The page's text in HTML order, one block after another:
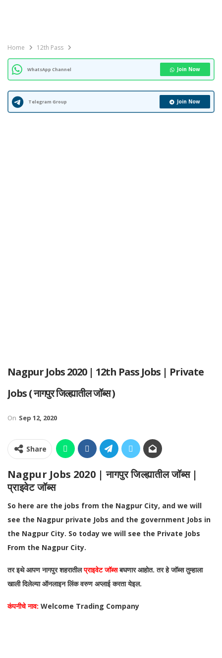
Home 12th Pass
WhatsApp Channel Join Now
Telegram Group Join Now
Nagpur Jobs 2020 | 12th Pass Jobs | Private
Jobs ( नागपुर जिल्ह्यातील जॉब्स )
On Sep 12, 2020
Share
Nagpur Jobs 2020 | नागपुर जिल्ह्यातील जॉब्स |
प्राइवेट जॉब्स
So here are the jobs from the Nagpur City, and we will
see the Nagpur private Jobs and the government Jobs in
the Nagpur City. So today we will see the Private Jobs
From the Nagpur City.
तर इथे आपण नागपुर शहरातीलप्राइवेट जॉब्सबघणार आहोत. तर हे जॉब्स तुम्हाला
खाली दिलेल्या ऑनलाइन लिंक वरुण अप्लाई करता येइल.
कंपनीचे नाव: Welcome Trading Company